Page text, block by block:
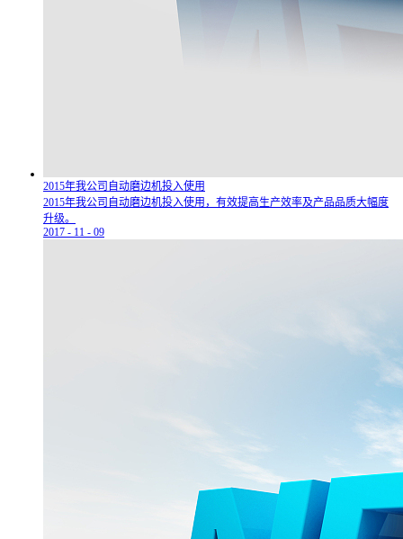
2015年我公司自动磨边机投入使用
2015年我公司自动磨边机投入使用，有效提高生产效率及产品品质大幅度
升级。
2017 - 11 - 09